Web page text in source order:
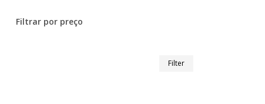
Filtrar por preço
Filter